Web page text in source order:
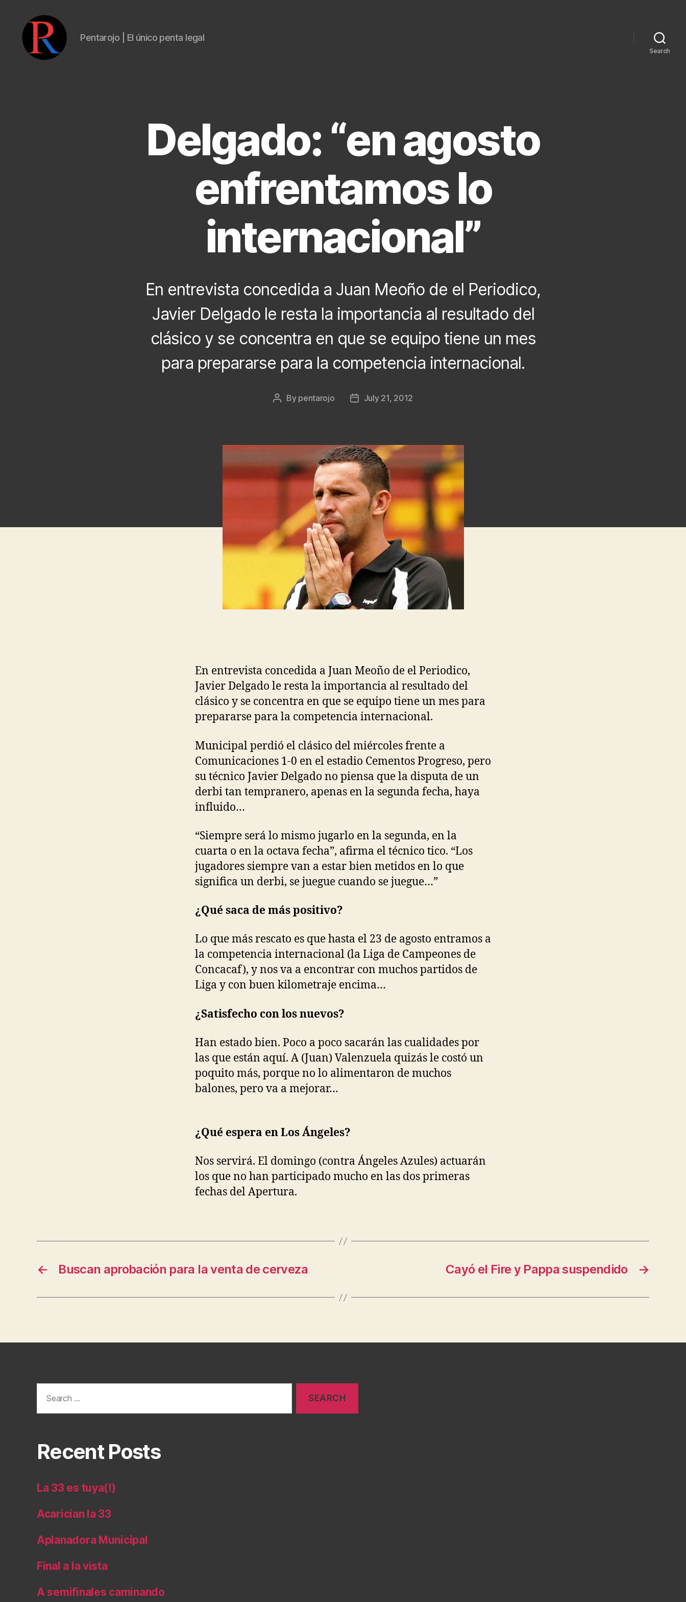
Pentarojo | El único penta legal
Search
Delgado: “en agosto
enfrentamos lo
internacional”
En entrevista concedida a Juan Meoño de el Periodico,
Javier Delgado le resta la importancia al resultado del
clásico y se concentra en que se equipo tiene un mes
para prepararse para la competencia internacional.
Post
By pentarojo
PostJuly 21, 2012
En entrevista concedida a Juan Meoño de el Periodico,
Javier Delgado le resta la importancia al resultado del
clásico y se concentra en que se equipo tiene un mes para
prepararse para la competencia internacional.
Municipal perdió el clásico del miércoles frente a
Comunicaciones 1-0 en el estadio Cementos Progreso, pero
su técnico Javier Delgado no piensa que la disputa de un
derbi tan tempranero, apenas en la segunda fecha, haya
influido…
“Siempre será lo mismo jugarlo en la segunda, en la
cuarta o en la octava fecha”, afirma el técnico tico. “Los
jugadores siempre van a estar bien metidos en lo que
significa un derbi, se juegue cuando se juegue…”
¿Qué saca de más positivo?
Lo que más rescato es que hasta el 23 de agosto entramos a
la competencia internacional (la Liga de Campeones de
Concacaf), y nos va a encontrar con muchos partidos de
Liga y con buen kilometraje encima…
¿Satisfecho con los nuevos?
Han estado bien. Poco a poco sacarán las cualidades por
las que están aquí. A (Juan) Valenzuela quizás le costó un
poquito más, porque no lo alimentaron de muchos
balones, pero va a mejorar…
¿Qué espera en Los Ángeles?
Nos servirá. El domingo (contra Ángeles Azules) actuarán
los que no han participado mucho en las dos primeras
fechas del Apertura.
← Buscan aprobación para la venta de cerveza →
Cayó el Fire y Pappa suspendido
for:
Recent Posts
La 33 es tuya(!)
Acarician la 33
Aplanadora Municipal
Final a la vista
A semifinales caminando